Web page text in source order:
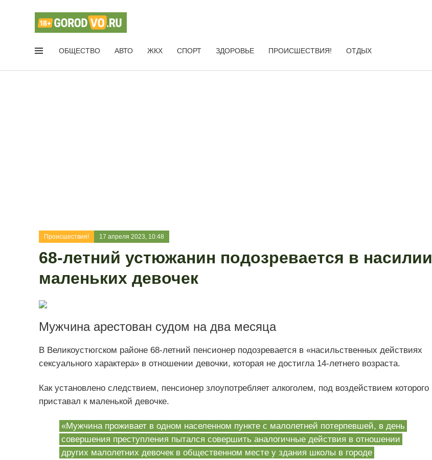
ОБЩЕСТВО АВТО ЖКХ СПОРТ ЗДОРОВЬЕ ПРОИСШЕСТВИЯ! ОТДЫХ
Происшествия! 17 апреля 2023, 10:48
68-летний устюжанин подозревается в насилии
маленьких девочек
Мужчина арестован судом на два месяца
В Великоустюгском районе 68-летний пенсионер подозревается в «насильственных действиях
сексуального характера» в отношении девочки, которая не достигла 14-летнего возраста.
Как установлено следствием, пенсионер злоупотребляет алкоголем, под воздействием которого
приставал к маленькой девочке.
«Мужчина проживает в одном населенном пункте с малолетней потерпевшей, в день
совершения преступления пытался совершить аналогичные действия в отношении
других малолетних девочек в общественном месте у здания школы в городе